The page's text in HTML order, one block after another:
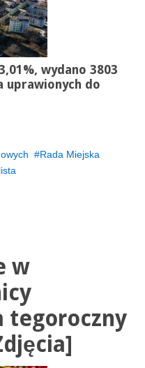
wydano 3803
uprawionych do
Rada Miejska
w
tegoroczny